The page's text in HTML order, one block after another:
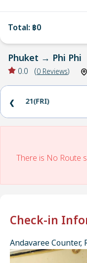
Total: ฿0
Phuket → Phi Phi
0.0 (0 Reviews)
21(FRI)
❮
There is No Route
Check-in
Andavaree Counter,